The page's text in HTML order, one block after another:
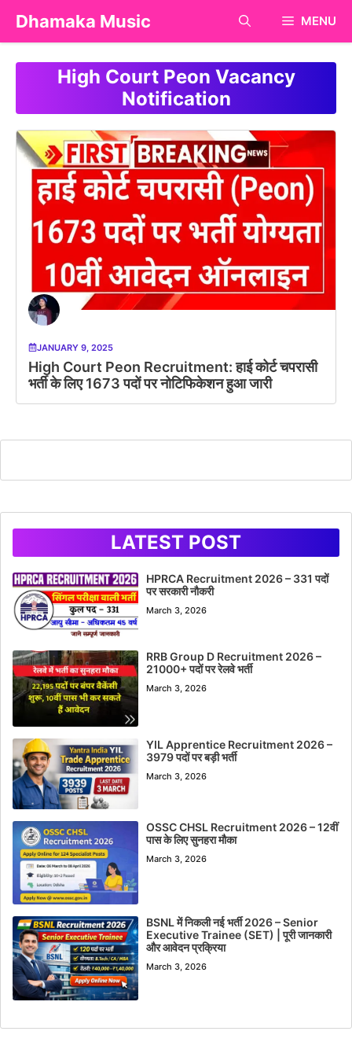
Skip
content
Dhamaka Music MENU
High Court Peon Vacancy
Notification
JANUARY 9, 2025
High Court Peon Recruitment: हाई कोर्ट चपरासी
भर्ती के लिए 1673 पदों पर नोटिफिकेशन हुआ जारी
LATEST POST
HPRCA Recruitment 2026 – 331 पदों
पर सरकारी नौकरी
March 3, 2026
RRB Group D Recruitment 2026 –
21000+ पदों पर रेलवे भर्ती
March 3, 2026
YIL Apprentice Recruitment 2026 –
3979 पदों पर बड़ी भर्ती
March 3, 2026
OSSC CHSL Recruitment 2026 – 12वीं
पास के लिए सुनहरा मौका
March 3, 2026
BSNL में निकली नई भर्ती 2026 – Senior
Executive Trainee (SET) | पूरी जानकारी
और आवेदन प्रक्रिया
March 3, 2026